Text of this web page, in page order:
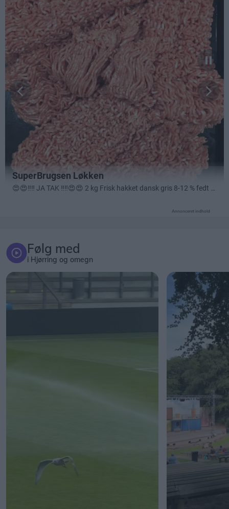
Annonceret indhold
Følg med
i Hjørring og omegn